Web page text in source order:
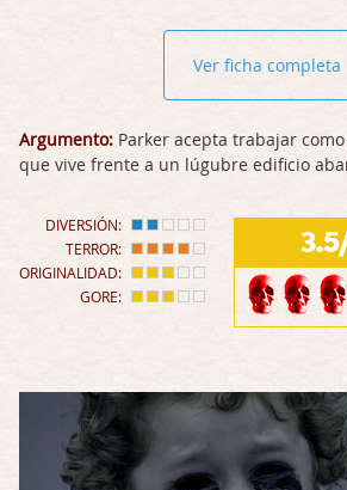
Ver ficha completa
Argumento: Parker acepta trabajar
que vive frente a un lúgubre edificio
DIVERSIÓN:
TERROR:
ORIGINALIDAD:
GORE: